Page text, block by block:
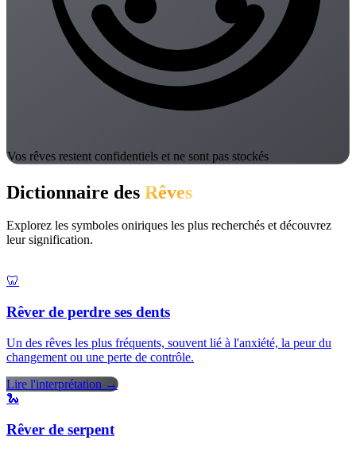
Vos rêves restent confidentiels et ne sont pas stockés
Dictionnaire des Rêves
Explorez les symboles oniriques les plus recherchés et découvrez
leur signification.
🦷
Rêver de perdre ses dents
Un des rêves les plus fréquents, souvent lié à l'anxiété, la peur du
changement ou une perte de contrôle.
Lire l'interprétation →
🐍
Rêver de serpent